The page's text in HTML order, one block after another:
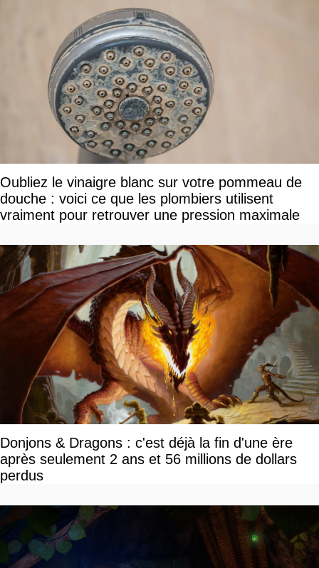
Oubliez le vinaigre blanc sur votre pommeau de
douche : voici ce que les plombiers utilisent
vraiment pour retrouver une pression maximale
Donjons & Dragons : c'est déjà la fin d'une ère
après seulement 2 ans et 56 millions de dollars
perdus